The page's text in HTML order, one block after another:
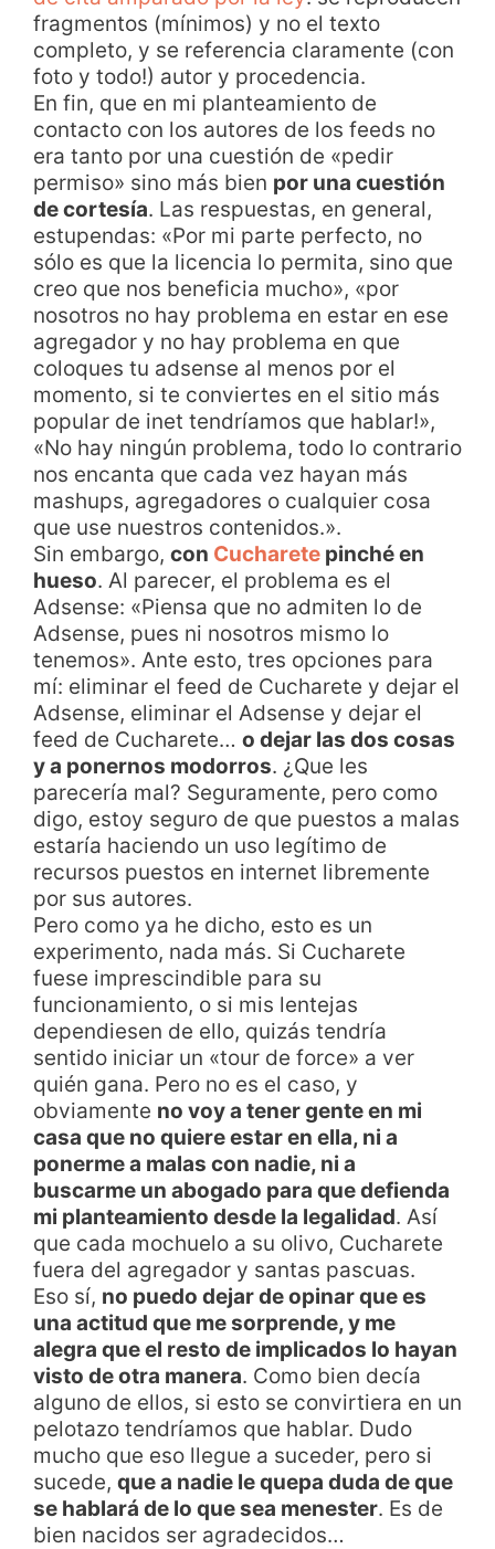
fragmentos (mínimos) y no el texto
completo, y se referencia claramente (con
foto y todo!) autor y procedencia.
En fin, que en mi planteamiento de
contacto con los autores de los feeds no
era tanto por una cuestión de «pedir
permiso» sino más bien por una cuestión
de cortesía. Las respuestas, en general,
estupendas: «Por mi parte perfecto, no
sólo es que la licencia lo permita, sino que
creo que nos beneficia mucho», «por
nosotros no hay problema en estar en ese
agregador y no hay problema en que
coloques tu adsense al menos por el
momento, si te conviertes en el sitio más
popular de inet tendríamos que hablar!»,
«No hay ningún problema, todo lo contrario
nos encanta que cada vez hayan más
mashups, agregadores o cualquier cosa
que use nuestros contenidos.».
Sin embargo, con Cucharete pinché en
hueso. Al parecer, el problema es el
Adsense: «Piensa que no admiten lo de
Adsense, pues ni nosotros mismo lo
tenemos». Ante esto, tres opciones para
mí: eliminar el feed de Cucharete y dejar el
Adsense, eliminar el Adsense y dejar el
feed de Cucharete… o dejar las dos cosas
y a ponernos modorros. ¿Que les
parecería mal? Seguramente, pero como
digo, estoy seguro de que puestos a malas
estaría haciendo un uso legítimo de
recursos puestos en internet libremente
por sus autores.
Pero como ya he dicho, esto es un
experimento, nada más. Si Cucharete
fuese imprescindible para su
funcionamiento, o si mis lentejas
dependiesen de ello, quizás tendría
sentido iniciar un «tour de force» a ver
quién gana. Pero no es el caso, y
obviamente no voy a tener gente en mi
casa que no quiere estar en ella, ni a
ponerme a malas con nadie, ni a
buscarme un abogado para que defienda
mi planteamiento desde la legalidad. Así
que cada mochuelo a su olivo, Cucharete
fuera del agregador y santas pascuas.
Eso sí, no puedo dejar de opinar que es
una actitud que me sorprende, y me
alegra que el resto de implicados lo hayan
visto de otra manera. Como bien decía
alguno de ellos, si esto se convirtiera en un
pelotazo tendríamos que hablar. Dudo
mucho que eso llegue a suceder, pero si
sucede, que a nadie le quepa duda de que
se hablará de lo que sea menester. Es de
bien nacidos ser agradecidos…